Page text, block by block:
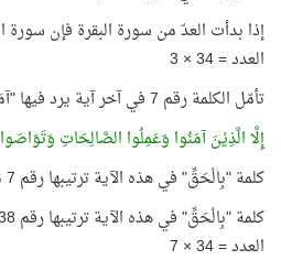
العدد = 34 × 3
تأمّل الكلمة رقم 7 في آخر آية يرد فيها "آمَنُوا وَعَمِلُوا الصَّالِحَاتِ":
إِلَّا الَّذِيْنَ آمَنُوا وَعَمِلُوا الصَّالِحَاتِ وَتَوَاصَوا
كلمة "بِالْحَقِّ" في هذه الآية ترتيبها رقم 7 من بداية الآية.
العدد = 34 × 7